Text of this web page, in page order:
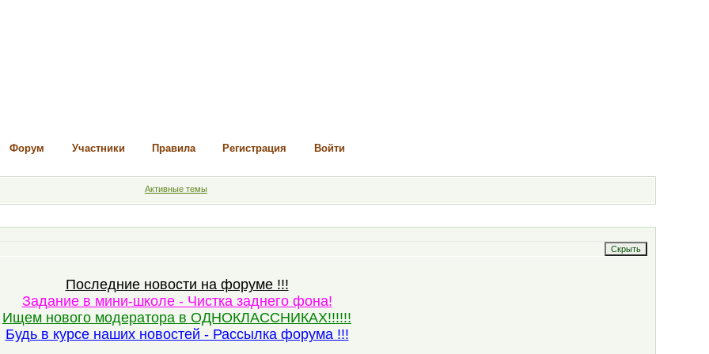
Форум Участники Правила Регистрация Войти
Активные темы
Последние новости на форуме !!!
Задание в мини-школе - Чистка заднего фона!
Ищем нового модератора в ОДНОКЛАССНИКАХ!!!!!!
Будь в курсе наших новостей - Рассылка форума !!!